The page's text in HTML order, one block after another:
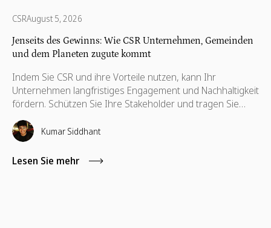
CSRAugust 5, 2026
Jenseits des Gewinns: Wie CSR Unternehmen, Gemeinden
und dem Planeten zugute kommt
Indem Sie CSR und ihre Vorteile nutzen, kann Ihr
Unternehmen langfristiges Engagement und Nachhaltigkeit
fördern. Schützen Sie Ihre Stakeholder und tragen Sie
dazu bei, ihre Interessen zu wahren, die auch für ihre
Weiterentwicklung notwendig sind.
Kumar Siddhant
Lesen Sie mehr